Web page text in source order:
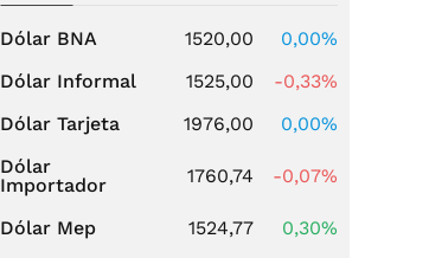
Dólar BNA 1520,00
0,00%
Dólar Informal
1525,00
-0,33%
Dólar Tarjeta
1976,00
0,00%
Dólar
Importador
1760,74 -0,07%
Dólar Mep 1524,77
0,30%